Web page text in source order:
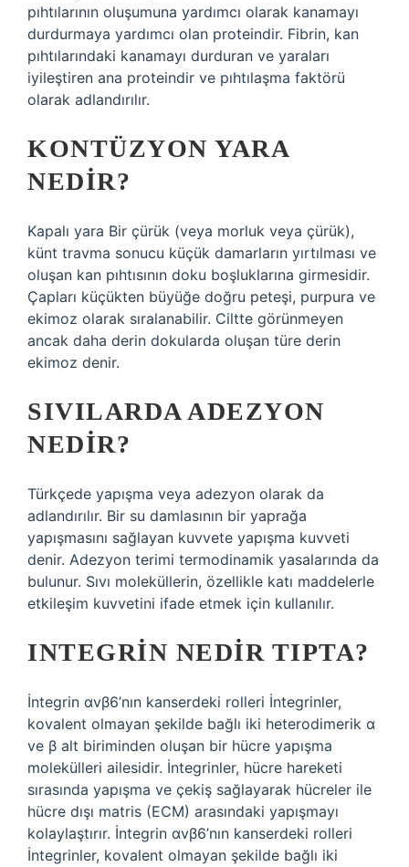
pıhtılarının oluşumuna yardımcı olarak kanamayı
durdurmaya yardımcı olan proteindir. Fibrin, kan
pıhtılarındaki kanamayı durduran ve yaraları
iyileştiren ana proteindir ve pıhtılaşma faktörü
olarak adlandırılır.
KONTÜZYON YARA
NEDIR?
Kapalı yara Bir çürük (veya morluk veya çürük),
künt travma sonucu küçük damarların yırtılması ve
oluşan kan pıhtısının doku boşluklarına girmesidir.
Çapları küçükten büyüğe doğru peteşi, purpura ve
ekimoz olarak sıralanabilir. Ciltte görünmeyen
ancak daha derin dokularda oluşan türe derin
ekimoz denir.
SIVILARDA ADEZYON
NEDIR?
Türkçede yapışma veya adezyon olarak da
adlandırılır. Bir su damlasının bir yaprağa
yapışmasını sağlayan kuvvete yapışma kuvveti
denir. Adezyon terimi termodinamik yasalarında da
bulunur. Sıvı moleküllerin, özellikle katı maddelerle
etkileşim kuvvetini ifade etmek için kullanılır.
INTEGRIN NEDIR TIPTA?
İntegrin αvβ6’nın kanserdeki rolleri İntegrinler,
kovalent olmayan şekilde bağlı iki heterodimerik α
ve β alt biriminden oluşan bir hücre yapışma
molekülleri ailesidir. İntegrinler, hücre hareketi
sırasında yapışma ve çekiş sağlayarak hücreler ile
hücre dışı matris (ECM) arasındaki yapışmayı
kolaylaştırır. İntegrin αvβ6’nın kanserdeki rolleri
İntegrinler, kovalent olmayan şekilde bağlı iki